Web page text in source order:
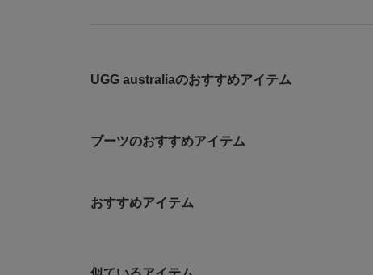
UGG australiaのおすすめアイテム
ブーツのおすすめアイテム
おすすめアイテム